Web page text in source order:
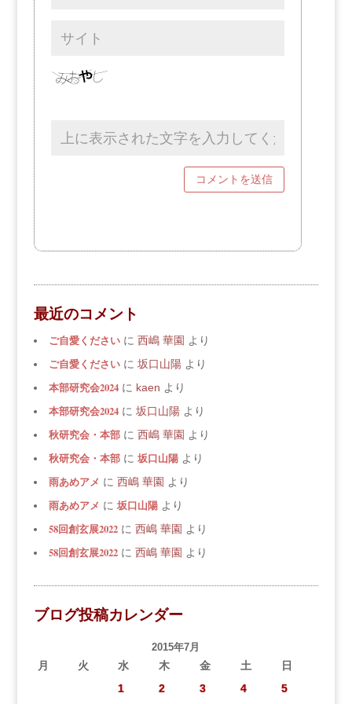
最近のコメント
ご自愛くださいに 西嶋 華園 より
ご自愛くださいに 坂口山陽より
本部研究会2024に kaen より
本部研究会2024に 坂口山陽より
秋研究会・本部に 西嶋 華園 より
秋研究会・本部に 坂口山陽より
雨あめアメ に 西嶋 華園 より
雨あめアメ に 坂口山陽より
58回創玄展2022に 西嶋 華園 より
58回創玄展2022に 西嶋 華園 より
ブログ投稿カレンダー
2015年7月
月 火 水 木 金 土
日
1
2 3 4 5